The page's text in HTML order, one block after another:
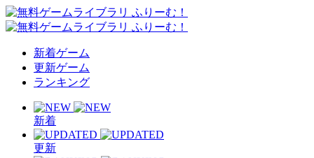
新着ゲーム
更新ゲーム
ランキング
新着
更新